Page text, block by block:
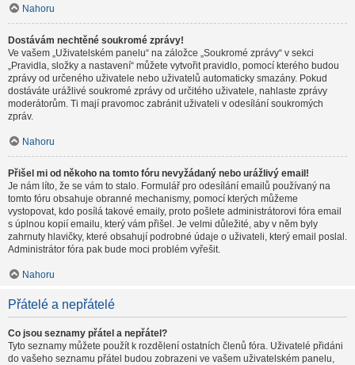
Nahoru
Dostávám nechtěné soukromé zprávy!
Ve vašem „Uživatelském panelu“ na záložce „Soukromé zprávy“ v sekci
„Pravidla, složky a nastavení“ můžete vytvořit pravidlo, pomocí kterého budou
zprávy od určeného uživatele nebo uživatelů automaticky smazány. Pokud
dostáváte urážlivé soukromé zprávy od určitého uživatele, nahlaste zprávy
moderátorům. Ti mají pravomoc zabránit uživateli v odesílání soukromých
zpráv.
Nahoru
Přišel mi od někoho na tomto fóru nevyžádaný nebo urážlivý email!
Je nám líto, že se vám to stalo. Formulář pro odesílání emailů používaný na
tomto fóru obsahuje obranné mechanismy, pomocí kterých můžeme
vystopovat, kdo posílá takové emaily, proto pošlete administrátorovi fóra email
s úplnou kopií emailu, který vám přišel. Je velmi důležité, aby v něm byly
zahrnuty hlavičky, které obsahují podrobné údaje o uživateli, který email poslal.
Administrátor fóra pak bude moci problém vyřešit.
Nahoru
Přátelé a nepřátelé
Co jsou seznamy přátel a nepřátel?
Tyto seznamy můžete použít k rozdělení ostatních členů fóra. Uživatelé přidáni
do vašeho seznamu přátel budou zobrazeni ve vašem uživatelském panelu,